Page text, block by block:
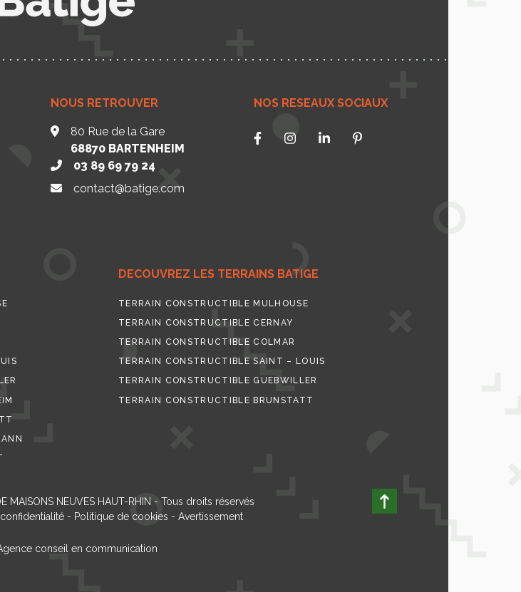
NOUS RETROUVER
80 Rue de la Gare
68870 BARTENHEIM
03 89 69 79 24
contact@batige.com
NOS RESEAUX SOCIAUX
DECOUVREZ LES TERRAINS BATIGE
TERRAIN CONSTRUCTIBLE MULHOUSE
TERRAIN CONSTRUCTIBLE CERNAY
TERRAIN CONSTRUCTIBLE COLMAR
TERRAIN CONSTRUCTIBLE SAINT – LOUIS
TERRAIN CONSTRUCTIBLE GUEBWILLER
TERRAIN CONSTRUCTIBLE BRUNSTATT
MAISONS NEUVES HAUT-RHIN - Tous droits réservés
- Politique de cookies - Avertissement
conseil en communication